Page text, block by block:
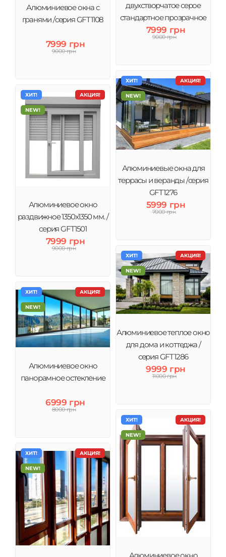
двухстворчатое серое
стандартное прозрачное
стекло
7999 грн
9000 грн
Алюминиевое окна с
гранями /серия GFT1108
7999 грн
9000 грн
АКЦИЯ!
ХИТ!
NEW!
Алюминиевые окна для
террасы и веранды /серия
GFT1276
5999 грн
7000 грн
АКЦИЯ!
ХИТ!
NEW!
Алюминиевое окно
раздвижное 1350x1350 мм. /
серия GFT1501
7999 грн
9000 грн
АКЦИЯ!
ХИТ!
NEW!
Алюминиевое теплое окно
для дома и коттеджа /
серия GFT1286
9999 грн
11000 грн
АКЦИЯ!
ХИТ!
NEW!
Алюминиевое окно
панорамное остекление
6999 грн
8000 грн
АКЦИЯ!
ХИТ!
NEW!
АКЦИЯ!
ХИТ!
NEW!